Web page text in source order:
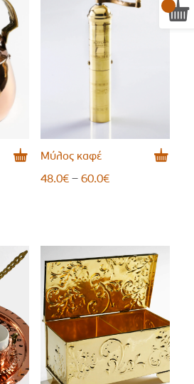
Μύλος καφέ
48.0€ – 60.0€Price
60.0€